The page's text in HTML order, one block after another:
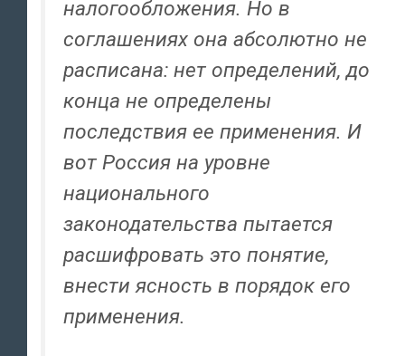
налогообложения. Но в
соглашениях она абсолютно не
расписана: нет определений, до
конца не определены
последствия ее применения. И
вот Россия на уровне
национального
законодательства пытается
расшифровать это понятие,
внести ясность в порядок его
применения.